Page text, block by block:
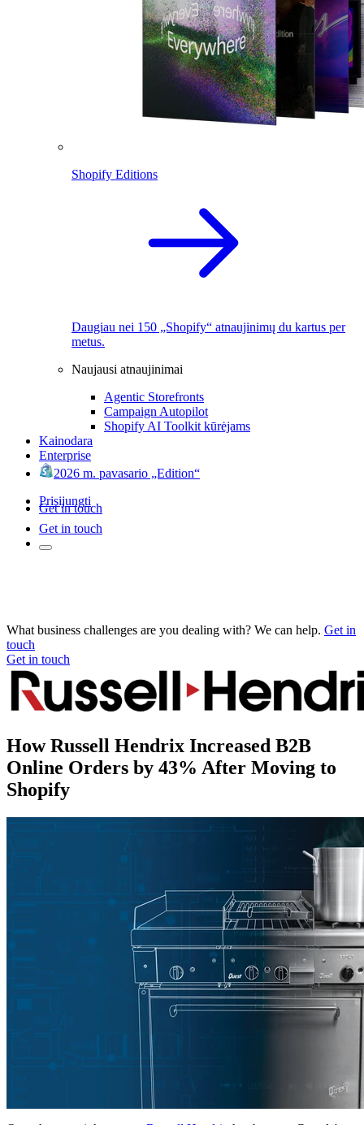
Shopify Editions
Daugiau nei 150 „Shopify“ atnaujinimų du kartus per
metus.
Naujausi atnaujinimai
Agentic Storefronts
Campaign Autopilot
Shopify AI Toolkit kūrėjams
Kainodara
Enterprise
2026 m. pavasario „Edition“
Prisijungti
Get in touch
Get in touch
What business challenges are you dealing with? We can help. Get in
touch
Get in touch
How Russell Hendrix Increased B2B
Online Orders by 43% After Moving to
Shopify